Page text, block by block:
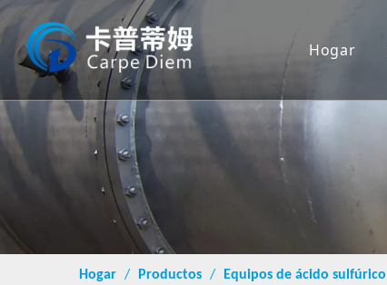
Hogar
Hogar / Productos / Equipos de ácido sulfúrico